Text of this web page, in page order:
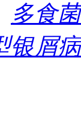
多食
银屑